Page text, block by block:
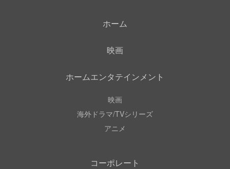
ホーム
映画
ホームエンタテインメント
映画
海外ドラマ/TVシリーズ
アニメ
コーポレート